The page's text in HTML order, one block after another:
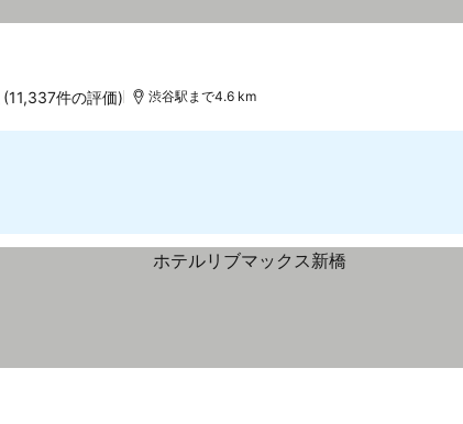
(11,337件の評価) 渋谷駅まで4.6 km